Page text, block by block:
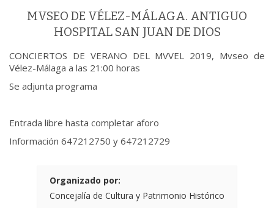
MVSEO DE VÉLEZ-MÁLAGA. ANTIGUO
HOSPITAL SAN JUAN DE DIOS
CONCIERTOS DE VERANO DEL MVVEL 2019, Mvseo de
Vélez-Málaga a las 21:00 horas
Se adjunta programa
Entrada libre hasta completar aforo
Información 647212750 y 647212729
Organizado por:
Concejalía de Cultura y Patrimonio Histórico